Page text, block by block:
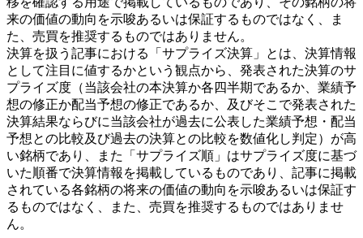
来の価値の動向を示唆あるいは保証するものではなく、ま
た、売買を推奨するものではありません。
決算を扱う記事における「サプライズ決算」とは、決算情報
として注目に値するかという観点から、発表された決算のサ
プライズ度（当該会社の本決算か各四半期であるか、業績予
想の修正か配当予想の修正であるか、及びそこで発表された
決算結果ならびに当該会社が過去に公表した業績予想・配当
予想との比較及び過去の決算との比較を数値化し判定）が高
い銘柄であり、また「サプライズ順」はサプライズ度に基づ
いた順番で決算情報を掲載しているものであり、記事に掲載
されている各銘柄の将来の価値の動向を示唆あるいは保証す
るものではなく、また、売買を推奨するものではありませ
ん。